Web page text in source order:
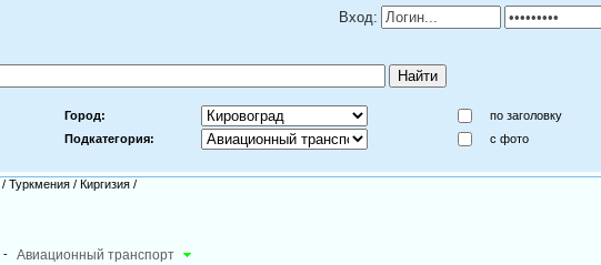
Вход:
Город:
по заголовку
Подкатегория: c фото
/ Туркмения / Киргизия /
- Авиационный транспорт